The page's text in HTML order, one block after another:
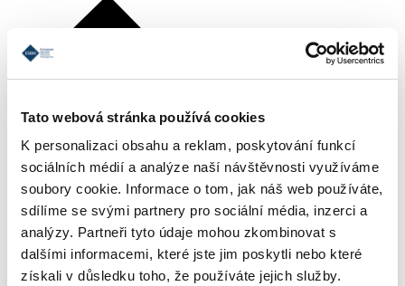
Tato webová stránka používá cookies
K personalizaci obsahu a reklam, poskytování funkcí
sociálních médií a analýze naší návštěvnosti využíváme
soubory cookie. Informace o tom, jak náš web používáte,
sdílíme se svými partnery pro sociální média, inzerci a
analýzy. Partneři tyto údaje mohou zkombinovat s
dalšími informacemi, které jste jim poskytli nebo které
získali v důsledku toho, že používáte jejich služby.